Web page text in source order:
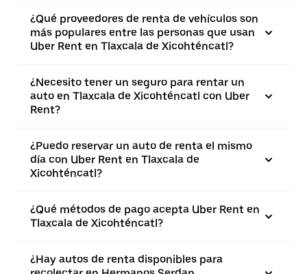
¿Qué proveedores de renta de vehículos son
más populares entre las personas que usan
Uber Rent en Tlaxcala de Xicohténcatl?
¿Necesito tener un seguro para rentar un
auto en Tlaxcala de Xicohténcatl con Uber
Rent?
¿Puedo reservar un auto de renta el mismo
día con Uber Rent en Tlaxcala de
Xicohténcatl?
¿Qué métodos de pago acepta Uber Rent en
Tlaxcala de Xicohténcatl?
¿Hay autos de renta disponibles para